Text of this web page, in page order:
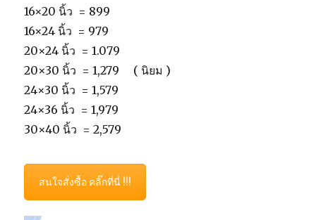
16×20 นิ้ว = 899
16×24 นิ้ว = 979
20×24 นิ้ว = 1.079
20×30 นิ้ว = 1,279 ( นิยม )
24×30 นิ้ว = 1,579
24×36 นิ้ว = 1,979
30×40 นิ้ว = 2,579
สนใจสั่งซื้อ คลิ๊กที่นี่ !!!